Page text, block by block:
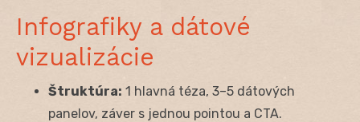
Infografiky a dátové
vizualizácie
Štruktúra: 1 hlavná téza, 3–5 dátových
panelov, záver s jednou pointou a CTA.